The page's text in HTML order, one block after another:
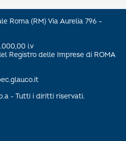
Roma (RM) Via Aurelia 796 –
i.v
Registro delle Imprese di ROMA
- Tutti i diritti riservati.